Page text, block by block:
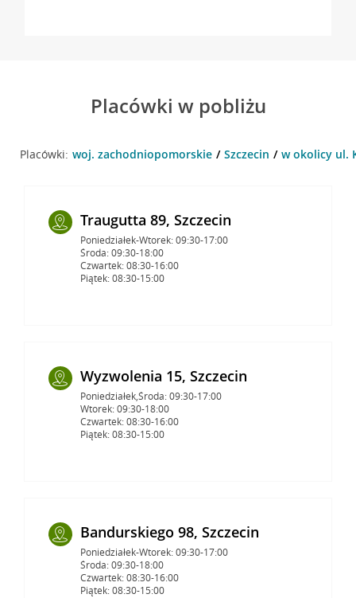
Placówki w pobliżu
Placówki: woj. zachodniopomorskie Szczecin w okolicy ul.
Traugutta 89, Szczecin
Poniedziałek-Wtorek: 09:30-17:00
Środa: 09:30-18:00
Czwartek: 08:30-16:00
Piątek: 08:30-15:00
Wyzwolenia 15, Szczecin
Poniedziałek,Środa: 09:30-17:00
Wtorek: 09:30-18:00
Czwartek: 08:30-16:00
Piątek: 08:30-15:00
Bandurskiego 98, Szczecin
Poniedziałek-Wtorek: 09:30-17:00
Środa: 09:30-18:00
Czwartek: 08:30-16:00
Piątek: 08:30-15:00